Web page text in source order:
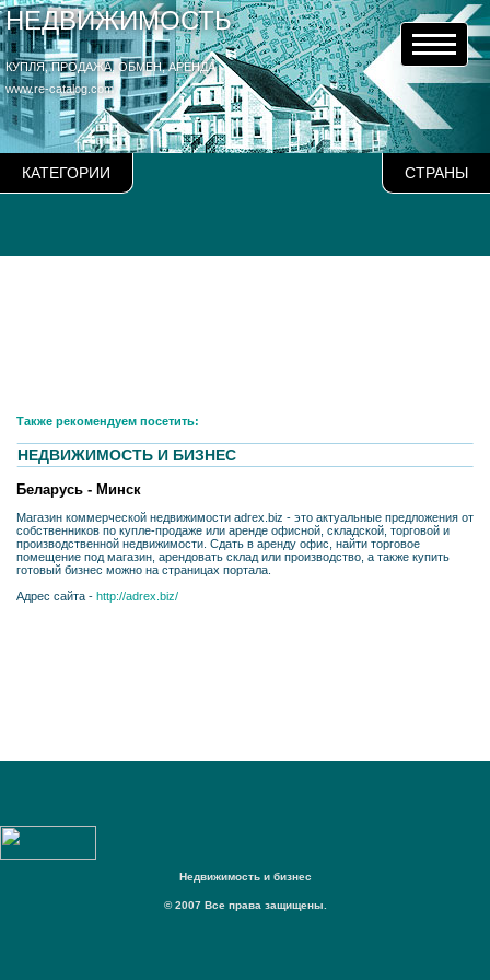
НЕДВИЖИМОСТЬ
КУПЛЯ, ПРОДАЖА, ОБМЕН, АРЕНДА
www.re-catalog.com
КАТЕГОРИИ СТРАНЫ
Также рекомендуем посетить:
НЕДВИЖИМОСТЬ И БИЗНЕС
Беларусь - Минск
Магазин коммерческой недвижимости adrex.biz - это актуальные предложения от
собственников по купле-продаже или аренде офисной, складской, торговой и
производственной недвижимости. Сдать в аренду офис, найти торговое
помещение под магазин, арендовать склад или производство, а также купить
готовый бизнес можно на страницах портала.
Адрес сайта - http://adrex.biz/
Недвижимость и бизнес
© 2007 Все права защищены.